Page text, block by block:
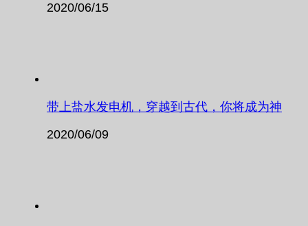
2020/06/15
带上盐水发电机，穿越到古代，你将成为神
2020/06/09